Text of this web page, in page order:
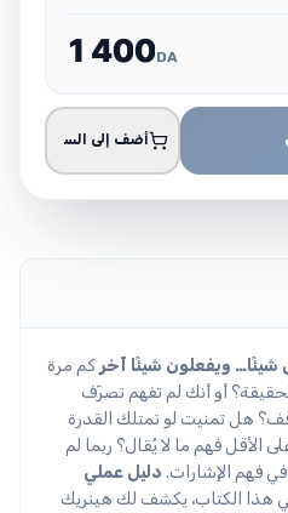
1 400DA
أضف إلى السلة
شيئًا… ويفعلون شيئًا آخر كم مرة
أو أنك لم تفهم تصرّف
هل تمنيت لو تمتلك القدرة
الأقل فهم ما لا يُقال؟ ربما لم
فهم الإشارات. دليل عملي
هذا الكتاب، يكشف لك هينريك